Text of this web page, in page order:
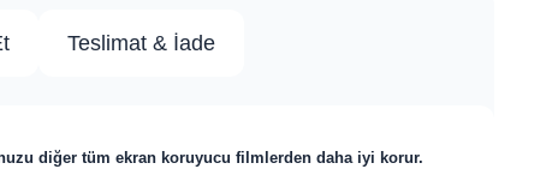
Teslimat & İade
diğer tüm ekran koruyucu filmlerden daha iyi korur.